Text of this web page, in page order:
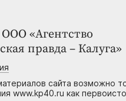
ООО «Агентство
правда – Калуга»
сайта возможно
www.kp40.ru как